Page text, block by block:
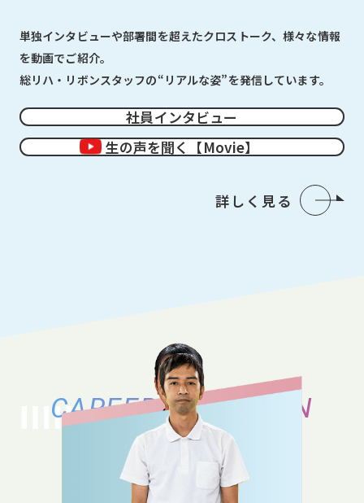
単独インタビューや部署間を超えたクロストーク、様々な情報
を動画でご紹介。
総リハ・リボンスタッフの“リアルな姿”を発信しています。
社員インタビュー
生の声を聞く【Movie】
詳しく見る
CAREER VARIATION
キャリアバリエーション
それぞれのキャリアの築き方、働き方の
バリエーションをご紹介いたします。